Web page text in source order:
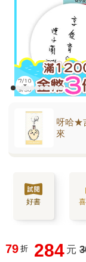
呀哈★
來
好書
79 折 284 元